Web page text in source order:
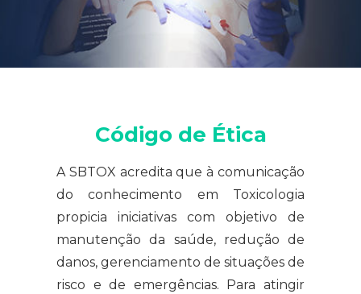
Código de Ética
A SBTOX acredita que à comunicação
do conhecimento em Toxicologia
propicia iniciativas com objetivo de
manutenção da saúde, redução de
danos, gerenciamento de situações de
risco e de emergências. Para atingir